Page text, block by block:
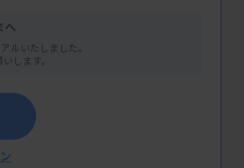
へ
ルいたしました。
します。